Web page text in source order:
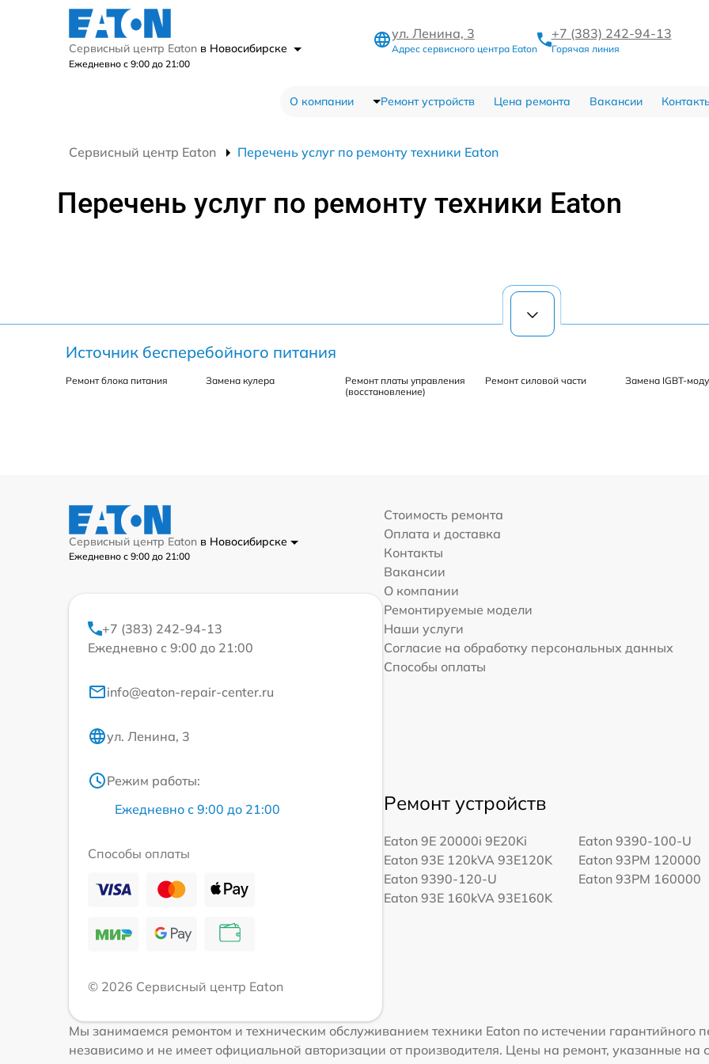
Сервисный центр Eaton в Новосибирске
Ежедневно с 9:00 до 21:00
ул. Ленина, 3
Адрес сервисного центра Eaton
+7 (383) 242-94-13
Горячая линия
О компании Ремонт устройств Цена ремонта Вакансии
Сервисный центр Eaton Перечень услуг по ремонту техники Eaton
Перечень услуг по ремонту техники Eaton
Источник бесперебойного питания
Ремонт блока питания Замена кулера
Ремонт платы управления
(восстановление)
Ремонт силовой части Замена IGBT-
Сервисный центр Eaton в Новосибирске
Ежедневно с 9:00 до 21:00
+7 (383) 242-94-13
Ежедневно с 9:00 до 21:00
info@eaton-repair-center.ru
ул. Ленина, 3
Режим работы:
Ежедневно с 9:00 до 21:00
Способы оплаты
© 2026 Сервисный центр Eaton
Стоимость ремонта
Оплата и доставка
Контакты
Вакансии
О компании
Ремонтируемые модели
Наши услуги
Согласие на обработку персональных данных
Способы оплаты
Ремонт устройств
Eaton 9E 20000i 9E20Ki
Eaton 9390-100-U
Eaton 93E 120kVA 93E120K
Eaton 93PM 120000
Eaton 9390-120-U
Eaton 93PM 160000
Eaton 93E 160kVA 93E160K
Мы занимаемся ремонтом и техническим обслуживанием техники Eaton по истечении гарантийного
независимо и не имеет официальной авторизации от производителя. Цены на ремонт, указанные на